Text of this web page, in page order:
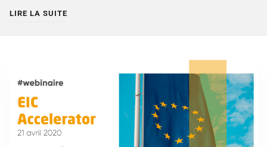
LIRE LA SUITE